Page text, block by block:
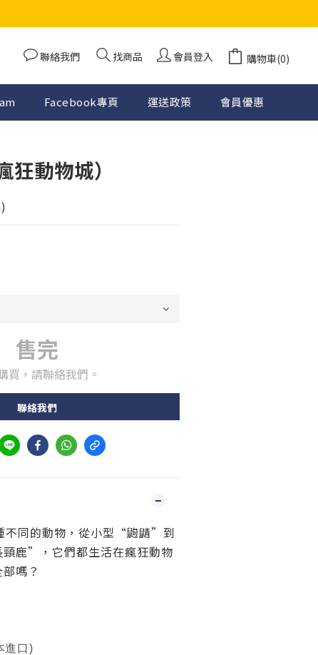
聯絡我們 找商品 會員登入 購物車(0)
Facebook專頁 運送政策 會員優惠
動物城）
售完
買，請聯絡我們。
聯絡我們
不同的動物，從小型“鼩鼱”到
鹿”，它們都生活在瘋狂動物
嗎？
進口)